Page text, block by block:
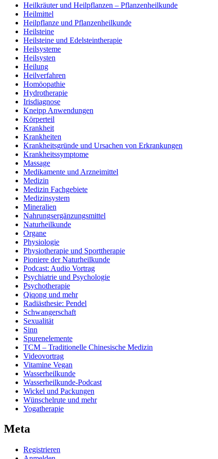
Heilkräuter und Heilpflanzen – Pflanzenheilkunde
Heilmittel
Heilpflanze und Pflanzenheilkunde
Heilsteine
Heilsteine und Edelsteintherapie
Heilsysteme
Heilsysten
Heilung
Heilverfahren
Homöopathie
Hydrotherapie
Irisdiagnose
Kneipp Anwendungen
Körperteil
Krankheit
Krankheiten
Krankheitsgründe und Ursachen von Erkrankungen
Krankheitssymptome
Massage
Medikamente und Arzneimittel
Medizin
Medizin Fachgebiete
Medizinsystem
Mineralien
Nahrungsergänzungsmittel
Naturheilkunde
Organe
Physiologie
Physiotherapie und Sporttherapie
Pioniere der Naturheilkunde
Podcast: Audio Vortrag
Psychiatrie und Psychologie
Psychotherapie
Qiqong und mehr
Radiästhesie: Pendel
Schwangerschaft
Sexualität
Sinn
Spurenelemente
TCM – Traditionelle Chinesische Medizin
Videovortrag
Vitamine Vegan
Wasserheilkunde
Wasserheilkunde-Podcast
Wickel und Packungen
Wünschelrute und mehr
Yogatherapie
Meta
Registrieren